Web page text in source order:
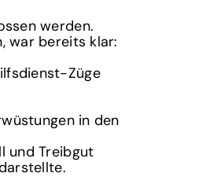
werden.
war bereits klar:
Züge
in den
und Treibgut